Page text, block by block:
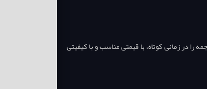
در زمانی کوتاه، با قیمتی مناسب و با کیفیتی